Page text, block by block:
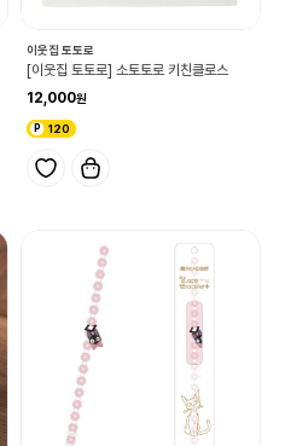
이웃집 토토로
[이웃집 토토로] 소토토로 키친클로스
12,000
120